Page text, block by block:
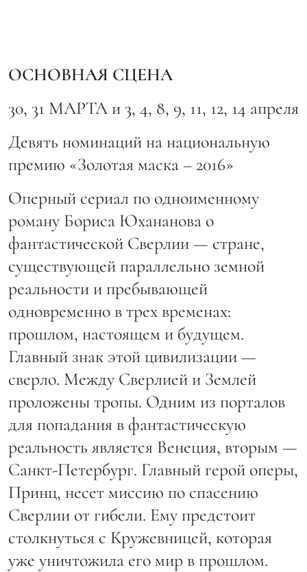
ОСНОВНАЯ СЦЕНА
30, 31 МАРТА и 3, 4, 8, 9, 11, 12, 14 апреля
Девять номинаций на национальную
премию «Золотая маска – 2016»
Оперный сериал по одноименному
роману Бориса Юхананова о
фантастической Сверлии — стране,
существующей параллельно земной
реальности и пребывающей
одновременно в трех временах:
прошлом, настоящем и будущем.
Главный знак этой цивилизации —
сверло. Между Сверлией и Землей
проложены тропы. Одним из порталов
для попадания в фантастическую
реальность является Венеция, вторым —
Санкт-Петербург. Главный герой оперы,
Принц, несет миссию по спасению
Сверлии от гибели. Ему предстоит
столкнуться с Кружевницей, которая
уже уничтожила его мир в прошлом.